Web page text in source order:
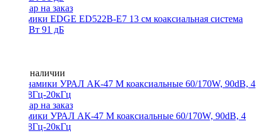
Динамики EDGE ED522B-E7 13 см коаксиальная система
25/50 Вт 91 дБ
Нет в наличии
Динамики УРАЛ АК-47 М коаксиальные 60/170W, 90dB, 4
Ом, 48Гц-20кГц